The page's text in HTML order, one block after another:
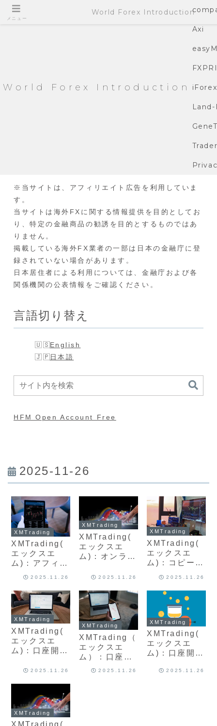
World Forex Introduction
Axi
iForex
Land-
※当サイトは、アフィリエイト広告を利用していま
す。
当サイトは海外FXに関する情報提供を目的としてお
り、特定の金融商品の勧誘を目的とするものではあ
りません。
掲載している海外FX業者の一部は日本の金融庁に登
録されていない場合があります。
日本居住者による利用については、金融庁および各
関係機関の公表情報をご確認ください。
言語切り替え
English
日本語
HFM Open Account Free
2025-11-26
XMTrading
XMTrading(
エックスエ
ム)：アフィリ
エイト報酬の
やり方最新版
を解説
2025.11.26
XMTrading
XMTrading(
エックスエ
ム)：オンライ
の入金方法
反映時間につ
いて最新版を
解説
2025.11.26
XMTrading
XMTrading(
エックスエ
ム)：コピート
ー)の入金方法
は？手数料と
やり方手順、
反映時間、最
新版について
まとめて解説
2025.11.26
XMTrading
XMTrading(
エックスエ
ム)：口座開設
が来ないのは
を解説
2025.11.26
XMTrading
XMTrading（
エックスエ
ム）：口座開
設における納
2025.11.26
XMTrading
XMTrading(
エックスエ
ム)：口座開設
2025.11.26
XMTrading
メニュー
World Forex Introduction